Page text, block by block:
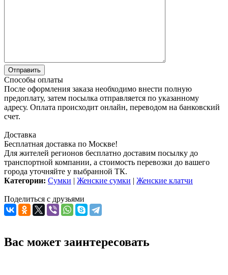
Способы оплаты
После оформления заказа необходимо внести полную
предоплату, затем посылка отправляется по указанному
адресу. Оплата происходит онлайн, переводом на банковский
счет.
Доставка
Бесплатная доставка по Москве!
Для жителей регионов бесплатно доставим посылку до
транспортной компании, а стоимость перевозки до вашего
города уточняйте у выбранной ТК.
Категории: Сумки | Женские сумки | Женские клатчи
Поделиться с друзьями
Вас может заинтересовать